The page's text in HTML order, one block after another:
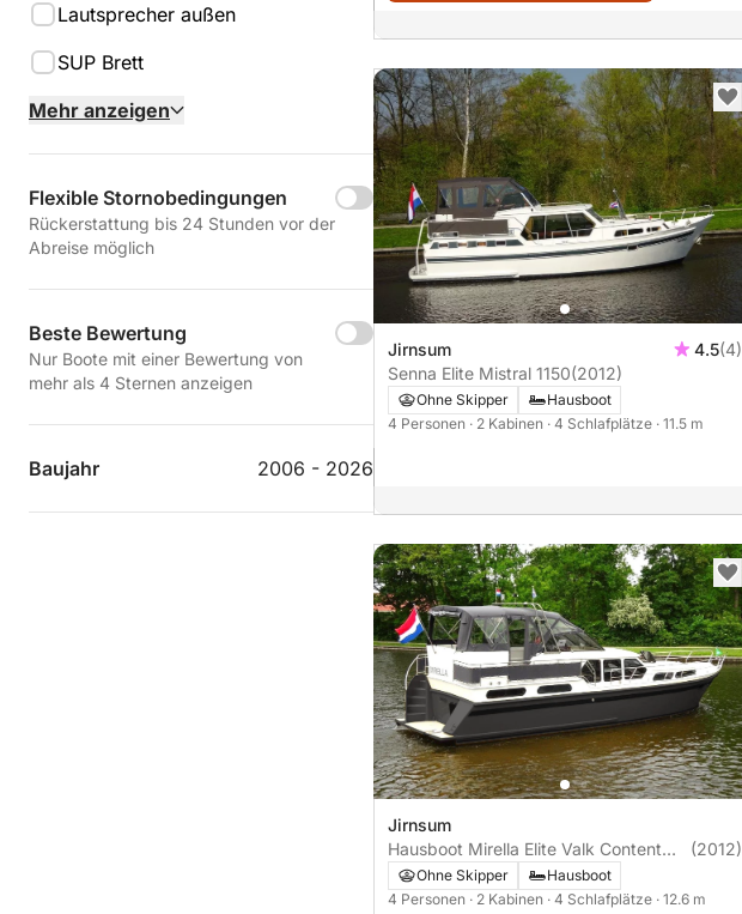
Lautsprecher außen
SUP Brett
Mehr anzeigen
Flexible Stornobedingungen
Rückerstattung bis 24 Stunden vor der
Abreise möglich
Beste Bewertung
Nur Boote mit einer Bewertung von
mehr als 4 Sternen anzeigen
Baujahr 2006 - 2026
Jirnsum 4.5(4)
Senna Elite Mistral 1150(2012)
Ohne Skipper
Hausboot
4 Personen · 2 Kabinen · 4 Schlafplätze · 11.5 m
Jirnsum
Hausboot Mirella Elite Valk Content
1260 138PS
(2012)
Ohne Skipper
Hausboot
4 Personen · 2 Kabinen · 4 Schlafplätze · 12.6 m